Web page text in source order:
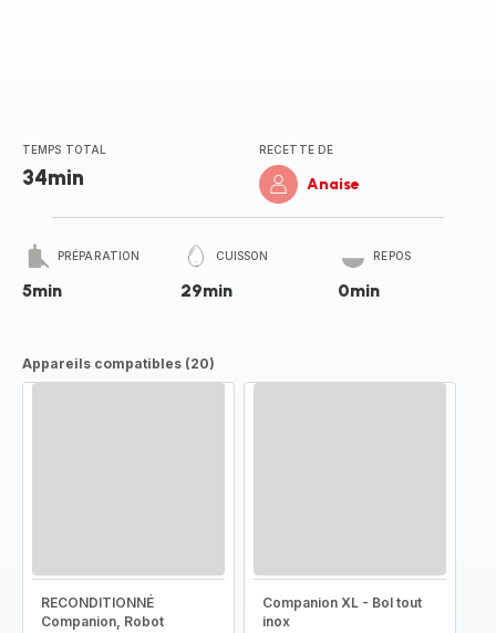
TEMPS TOTAL
34min
RECETTE DE
Anaise
PRÉPARATION
5min
CUISSON
29min
REPOS
0min
Appareils compatibles (20)
RECONDITIONNÉ
Companion, Robot
Companion XL - Bol tout
inox